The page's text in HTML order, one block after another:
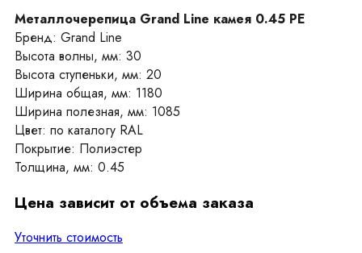
Металлочерепица Grand Line камея 0.45 PE
Бренд: Grand Line
Высота волны, мм: 30
Высота ступеньки, мм: 20
Ширина общая, мм: 1180
Ширина полезная, мм: 1085
Цвет: по каталогу RAL
Покрытие: Полиэстер
Толщина, мм: 0.45
Цена зависит от объема заказа
Уточнить стоимость